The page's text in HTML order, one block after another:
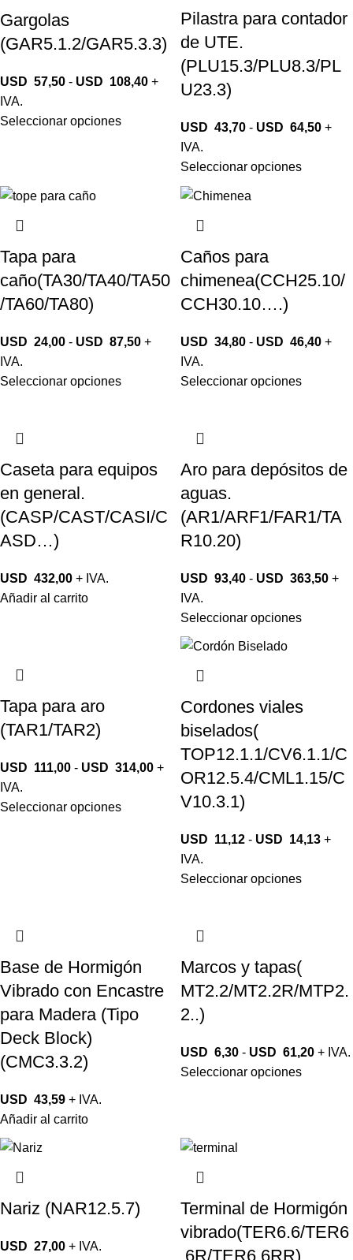
Gargolas
(GAR5.1.2/GAR5.3.3)
USD 57,50 - USD 108,40 +
IVA.
Seleccionar opciones
Pilastra para contador
de UTE.
(PLU15.3/PLU8.3/PL
U23.3)
USD 43,70 - USD 64,50 +
IVA.
Seleccionar opciones
Tapa para
caño(TA30/TA40/TA50
/TA60/TA80)
USD 24,00 - USD 87,50 +
IVA.
Seleccionar opciones
Caños para
chimenea(CCH25.10/
CCH30.10….)
USD 34,80 - USD 46,40 +
IVA.
Seleccionar opciones
Caseta para equipos
en general.
(CASP/CAST/CASI/C
ASD…)
USD 432,00 + IVA.
Añadir al carrito
Aro para depósitos de
aguas.
(AR1/ARF1/FAR1/TA
R10.20)
USD 93,40 - USD 363,50 +
IVA.
Seleccionar opciones
Tapa para aro
(TAR1/TAR2)
USD 111,00 - USD 314,00 +
IVA.
Seleccionar opciones
Cordones viales
biselados(
TOP12.1.1/CV6.1.1/C
OR12.5.4/CML1.15/C
V10.3.1)
USD 11,12 - USD 14,13 +
IVA.
Seleccionar opciones
Base de Hormigón
Vibrado con Encastre
para Madera (Tipo
Deck Block)
(CMC3.3.2)
USD 43,59 + IVA.
Añadir al carrito
Marcos y tapas(
MT2.2/MT2.2R/MTP2.
2..)
USD 6,30 - USD 61,20 + IVA.
Seleccionar opciones
Nariz (NAR12.5.7)
USD 27,00 + IVA.
Terminal de Hormigón
vibrado(TER6.6/TER6
.6R/TER6.6RR)